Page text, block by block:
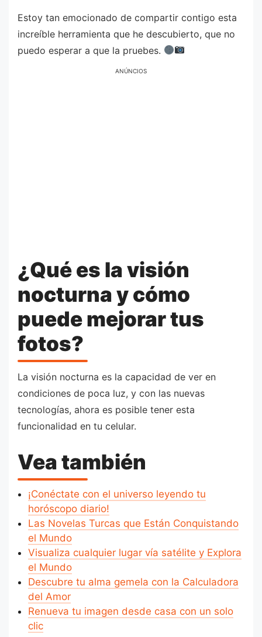
Estoy tan emocionado de compartir contigo esta
increíble herramienta que he descubierto, que no
puedo esperar a que la pruebes.
ANÚNCIOS
¿Qué es la visión
nocturna y cómo
puede mejorar tus
fotos?
La visión nocturna es la capacidad de ver en
condiciones de poca luz, y con las nuevas
tecnologías, ahora es posible tener esta
funcionalidad en tu celular.
Vea también
¡Conéctate con el universo leyendo tu
horóscopo diario!
Las Novelas Turcas que Están Conquistando
el Mundo
Visualiza cualquier lugar vía satélite y Explora
el Mundo
Descubre tu alma gemela con la Calculadora
del Amor
Renueva tu imagen desde casa con un solo
clic